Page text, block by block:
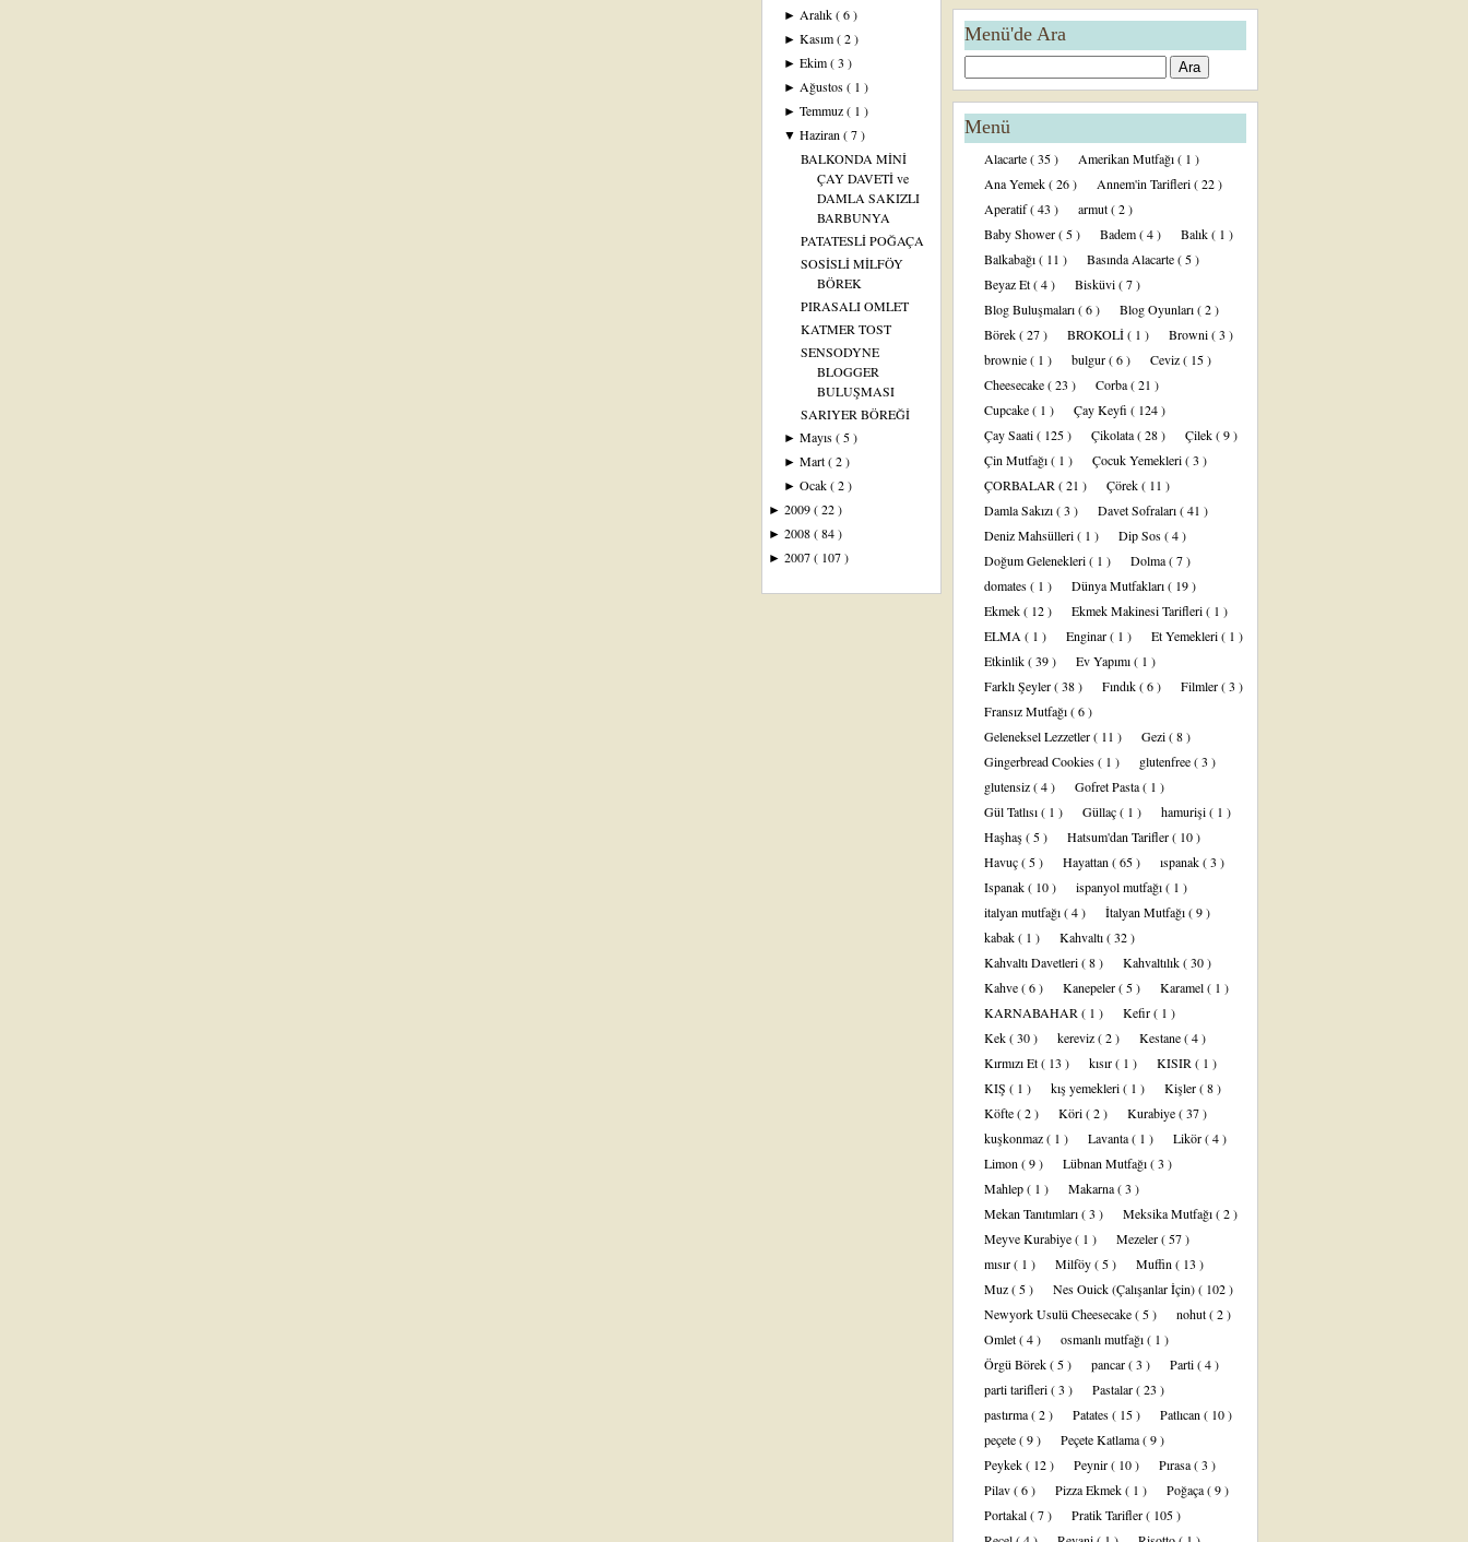
►Aralık( 6 )
►Kasım( 2 )
►Ekim( 3 )
►Ağustos( 1 )
►Temmuz( 1 )
▼Haziran( 7 )
BALKONDA MİNİ
ÇAY DAVETİ ve
DAMLA SAKIZLI
BARBUNYA
PATATESLİ POĞAÇA
SOSİSLİ MİLFÖY
BÖREK
PIRASALI OMLET
KATMER TOST
SENSODYNE
BLOGGER
BULUŞMASI
SARIYER BÖREĞİ
►Mayıs( 5 )
►Mart( 2 )
►Ocak( 2 )
► 2009( 22 )
► 2008( 84 )
► 2007( 107 )
Menü'de Ara
Menü
Alacarte( 35 ) Amerikan Mutfağı( 1 )
Ana Yemek( 26 ) Annem'in Tarifleri( 22 )
Aperatif( 43 ) armut( 2 )
Baby Shower( 5 ) Badem( 4 ) Balık( 1 )
Balkabağı( 11 ) Basında Alacarte( 5 )
Beyaz Et( 4 ) Bisküvi( 7 )
Blog Buluşmaları( 6 ) Blog Oyunları( 2 )
Börek( 27 ) BROKOLİ( 1 ) Browni( 3 )
brownie( 1 ) bulgur( 6 ) Ceviz( 15 )
Cheesecake( 23 ) Corba( 21 )
Cupcake( 1 ) Çay Keyfi ( 124 )
Çay Saati( 125 ) Çikolata( 28 ) Çilek( 9 )
Çin Mutfağı( 1 ) Çocuk Yemekleri( 3 )
ÇORBALAR ( 21 ) Çörek( 11 )
Damla Sakızı( 3 ) Davet Sofraları( 41 )
Deniz Mahsülleri( 1 ) Dip Sos( 4 )
Doğum Gelenekleri( 1 ) Dolma( 7 )
domates( 1 ) Dünya Mutfakları( 19 )
Ekmek( 12 ) Ekmek Makinesi Tarifleri( 1 )
ELMA ( 1 ) Enginar( 1 ) Et Yemekleri( 1 )
Etkinlik( 39 ) Ev Yapımı( 1 )
Farklı Şeyler( 38 ) Fındık( 6 ) Filmler( 3 )
Fransız Mutfağı( 6 )
Geleneksel Lezzetler( 11 ) Gezi( 8 )
Gingerbread Cookies( 1 ) glutenfree( 3 )
glutensiz( 4 ) Gofret Pasta( 1 )
Gül Tatlısı( 1 ) Güllaç( 1 ) hamurişi( 1 )
Haşhaş( 5 ) Hatsum'dan Tarifler( 10 )
Havuç( 5 ) Hayattan ( 65 ) ıspanak( 3 )
Ispanak( 10 ) ispanyol mutfağı( 1 )
italyan mutfağı( 4 ) İtalyan Mutfağı( 9 )
kabak( 1 ) Kahvaltı( 32 )
Kahvaltı Davetleri( 8 ) Kahvaltılık( 30 )
Kahve( 6 ) Kanepeler( 5 ) Karamel( 1 )
KARNABAHAR ( 1 ) Kefir( 1 )
Kek( 30 ) kereviz( 2 ) Kestane( 4 )
Kırmızı Et( 13 ) kısır( 1 ) KISIR ( 1 )
KIŞ ( 1 ) kış yemekleri( 1 ) Kişler( 8 )
Köfte( 2 ) Köri( 2 ) Kurabiye( 37 )
kuşkonmaz( 1 ) Lavanta( 1 ) Likör( 4 )
Limon ( 9 ) Lübnan Mutfağı( 3 )
Mahlep( 1 ) Makarna( 3 )
Mekan Tanıtımları( 3 ) Meksika Mutfağı( 2 )
Meyve Kurabiye( 1 ) Mezeler( 57 )
mısır( 1 ) Milföy( 5 ) Muffin ( 13 )
Muz( 5 ) Nes Ouick (Çalışanlar İçin)( 102 )
Newyork Usulü Cheesecake( 5 ) nohut( 2 )
Omlet( 4 ) osmanlı mutfağı( 1 )
Örgü Börek( 5 ) pancar( 3 ) Parti( 4 )
parti tarifleri( 3 ) Pastalar( 23 )
pastırma( 2 ) Patates( 15 ) Patlıcan ( 10 )
peçete( 9 ) Peçete Katlama( 9 )
Peykek( 12 ) Peynir( 10 ) Pırasa( 3 )
Pilav( 6 ) Pizza Ekmek( 1 ) Poğaça( 9 )
Portakal( 7 ) Pratik Tarifler( 105 )